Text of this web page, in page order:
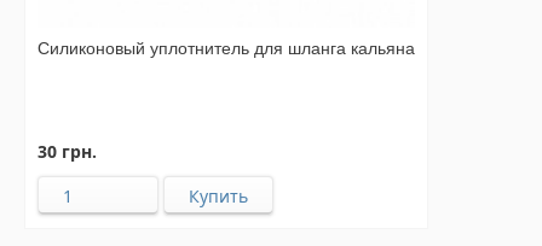
Силиконовый уплотнитель для шланга кальяна
30 грн.